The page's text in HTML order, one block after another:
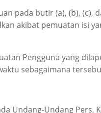
pada butir (a), (b), (c),
akibat pemuatan isi
Pengguna yang
sebagaimana
Undang-Undang Pers,